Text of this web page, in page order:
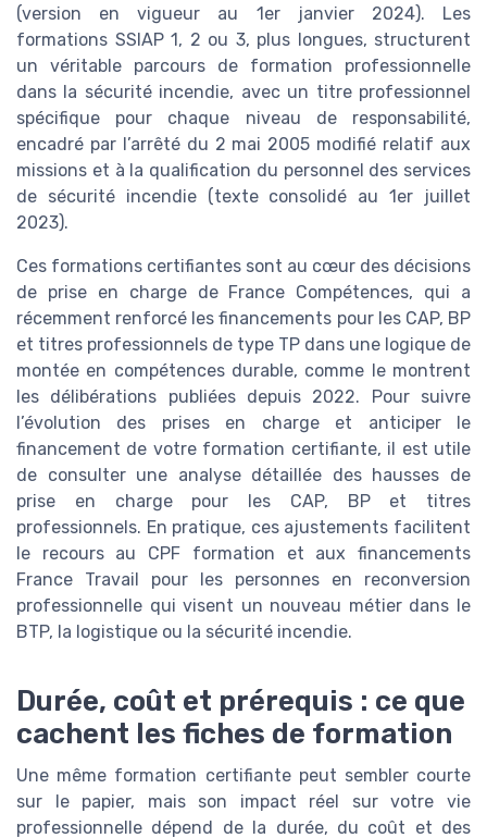
(version en vigueur au 1er janvier 2024). Les
formations SSIAP 1, 2 ou 3, plus longues, structurent
un véritable parcours de formation professionnelle
dans la sécurité incendie, avec un titre professionnel
spécifique pour chaque niveau de responsabilité,
encadré par l’arrêté du 2 mai 2005 modifié relatif aux
missions et à la qualification du personnel des services
de sécurité incendie (texte consolidé au 1er juillet
2023).
Ces formations certifiantes sont au cœur des décisions
de prise en charge de France Compétences, qui a
récemment renforcé les financements pour les CAP, BP
et titres professionnels de type TP dans une logique de
montée en compétences durable, comme le montrent
les délibérations publiées depuis 2022. Pour suivre
l’évolution des prises en charge et anticiper le
financement de votre formation certifiante, il est utile
de consulter une analyse détaillée des hausses de
prise en charge pour les CAP, BP et titres
professionnels. En pratique, ces ajustements facilitent
le recours au CPF formation et aux financements
France Travail pour les personnes en reconversion
professionnelle qui visent un nouveau métier dans le
BTP, la logistique ou la sécurité incendie.
Durée, coût et prérequis : ce que
cachent les fiches de formation
Une même formation certifiante peut sembler courte
sur le papier, mais son impact réel sur votre vie
professionnelle dépend de la durée, du coût et des